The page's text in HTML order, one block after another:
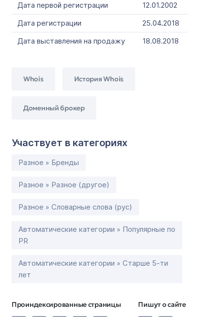
Дата первой регистрации
12.01.2002
Дата регистрации
25.04.2018
Дата выставления на продажу
18.08.2018
Whois История Whois
Доменный брокер
Участвует в категориях
Разное » Бренды
Разное » Разное (другое)
Разное » Словарные слова (рус)
Автоматические категории » Популярные по
PR
Автоматические категории » Старше 5-ти
лет
Проиндексированные страницы Пишут о сайте